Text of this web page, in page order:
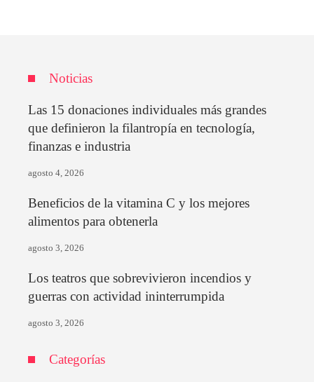
Noticias
Las 15 donaciones individuales más grandes
que definieron la filantropía en tecnología,
finanzas e industria
agosto 4, 2026
Beneficios de la vitamina C y los mejores
alimentos para obtenerla
agosto 3, 2026
Los teatros que sobrevivieron incendios y
guerras con actividad ininterrumpida
agosto 3, 2026
Categorías